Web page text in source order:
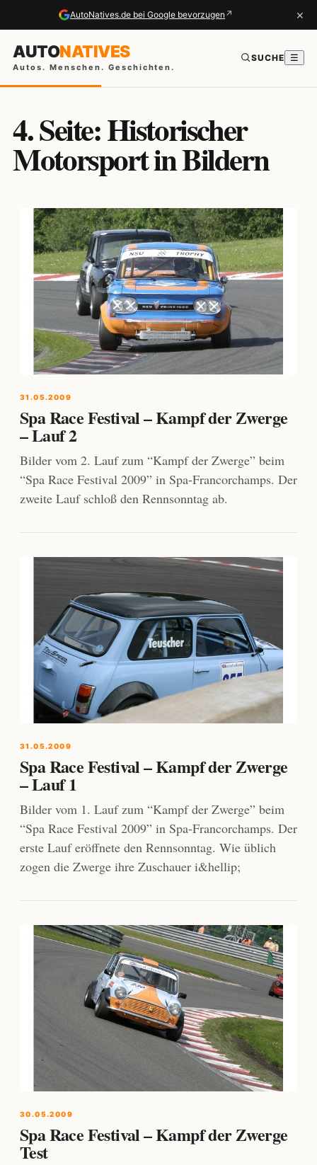
AutoNatives.de bei Google bevorzugen ↗ ×
AUTONATIVES
Autos. Menschen. Geschichten.
SUCHE ☰
4. Seite: Historischer
Motorsport in Bildern
31.05.2009
Spa Race Festival – Kampf der Zwerge
– Lauf 2
Bilder vom 2. Lauf zum “Kampf der Zwerge” beim
“Spa Race Festival 2009” in Spa-Francorchamps. Der
zweite Lauf schloß den Rennsonntag ab.
31.05.2009
Spa Race Festival – Kampf der Zwerge
– Lauf 1
Bilder vom 1. Lauf zum “Kampf der Zwerge” beim
“Spa Race Festival 2009” in Spa-Francorchamps. Der
erste Lauf eröffnete den Rennsonntag. Wie üblich
zogen die Zwerge ihre Zuschauer i&hellip;
30.05.2009
Spa Race Festival – Kampf der Zwerge
Test